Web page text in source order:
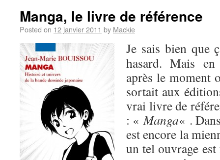
Manga, le livre de référence
Posted on 12 janvier 2011 by Mackie
Je sais bien que
hasard. Mais
après le moment
sortait aux
vrai livre de
: «Manga« .
est encore la
un tel ouvrage